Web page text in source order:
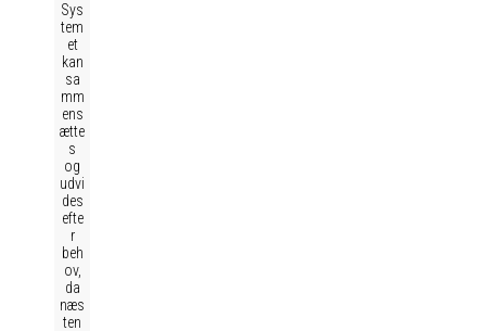
Sys
tem
et
kan
sa
mm
ens
ætte
s
og
udvi
des
efte
r
beh
ov,
da
næs
ten